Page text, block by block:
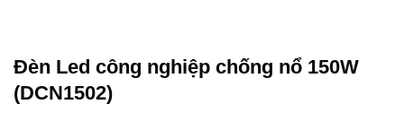
Đèn Led công nghiệp chống nổ 150W
(DCN1502)